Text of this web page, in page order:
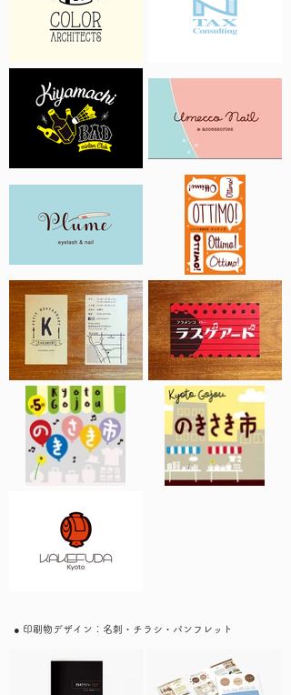
● 印刷物デザイン：名刺・チラシ・パンフレット